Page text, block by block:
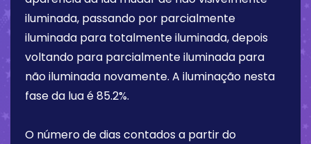
iluminada, passando por parcialmente
iluminada para totalmente iluminada, depois
voltando para parcialmente iluminada para
não iluminada novamente. A iluminação nesta
fase da lua é85.2%.
O número de dias contados a partir do